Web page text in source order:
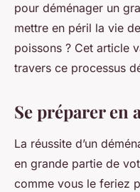
pour déménager un
mettre en péril la vie
poissons ? Cet article
travers ce processus
Se préparer en
La réussite d’un
en grande partie de
comme vous le feriez